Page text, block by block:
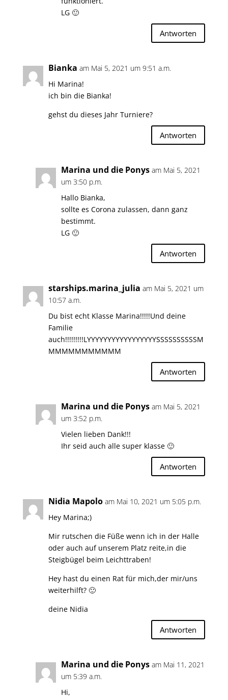
LG 🙂
Antworten
Bianka am Mai 5, 2021 um 9:51 a.m.
Hi Marina!
ich bin die Bianka!
gehst du dieses Jahr Turniere?
Antworten
Marina und die Ponys am Mai 5, 2021
um 3:50 p.m.
Hallo Bianka,
sollte es Corona zulassen, dann ganz
bestimmt.
LG 🙂
Antworten
starships.marina_julia am Mai 5, 2021 um
10:57 a.m.
Du bist echt Klasse Marina!!!!!Und deine
Familie
auch!!!!!!!!!LYYYYYYYYYYYYYYYYYSSSSSSSSSSM
MMMMMMMMMMM
Antworten
Marina und die Ponys am Mai 5, 2021
um 3:52 p.m.
Vielen lieben Dank!!!
Ihr seid auch alle super klasse 🙂
Antworten
Nidia Mapolo am Mai 10, 2021 um 5:05 p.m.
Hey Marina;)
Mir rutschen die Füße wenn ich in der Halle
oder auch auf unserem Platz reite,in die
Steigbügel beim Leichttraben!
Hey hast du einen Rat für mich,der mir/uns
weiterhilft? 🙂
deine Nidia
Antworten
Marina und die Ponys am Mai 11, 2021
um 5:39 a.m.
Hi,